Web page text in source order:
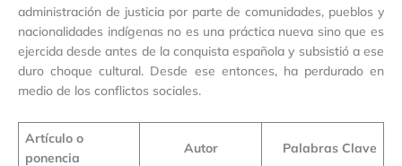
administración de justicia por parte de comunidades, pueblos y
nacionalidades indígenas no es una práctica nueva sino que es
ejercida desde antes de la conquista española y subsistió a ese
duro choque cultural. Desde ese entonces, ha perdurado en
medio de los conflictos sociales.
Artículo o
ponencia
Autor Palabras Clave